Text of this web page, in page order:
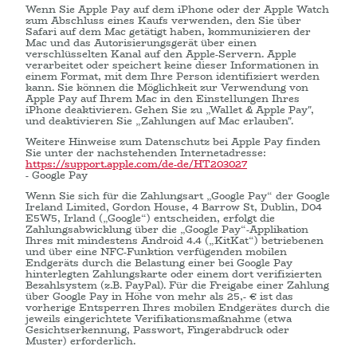
Wenn Sie Apple Pay auf dem iPhone oder der Apple Watch
zum Abschluss eines Kaufs verwenden, den Sie über
Safari auf dem Mac getätigt haben, kommunizieren der
Mac und das Autorisierungsgerät über einen
verschlüsselten Kanal auf den Apple-Servern. Apple
verarbeitet oder speichert keine dieser Informationen in
einem Format, mit dem Ihre Person identifiziert werden
kann. Sie können die Möglichkeit zur Verwendung von
Apple Pay auf Ihrem Mac in den Einstellungen Ihres
iPhone deaktivieren. Gehen Sie zu „Wallet & Apple Pay",
und deaktivieren Sie „Zahlungen auf Mac erlauben".
Weitere Hinweise zum Datenschutz bei Apple Pay finden
Sie unter der nachstehenden Internetadresse:
https://support.apple.com/de-de/HT203027
- Google Pay
Wenn Sie sich für die Zahlungsart „Google Pay“ der Google
Ireland Limited, Gordon House, 4 Barrow St, Dublin, D04
E5W5, Irland („Google“) entscheiden, erfolgt die
Zahlungsabwicklung über die „Google Pay“-Applikation
Ihres mit mindestens Android 4.4 („KitKat“) betriebenen
und über eine NFC-Funktion verfügenden mobilen
Endgeräts durch die Belastung einer bei Google Pay
hinterlegten Zahlungskarte oder einem dort verifizierten
Bezahlsystem (z.B. PayPal). Für die Freigabe einer Zahlung
über Google Pay in Höhe von mehr als 25,- € ist das
vorherige Entsperren Ihres mobilen Endgerätes durch die
jeweils eingerichtete Verifikationsmaßnahme (etwa
Gesichtserkennung, Passwort, Fingerabdruck oder
Muster) erforderlich.